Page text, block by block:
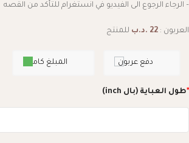
– الرجاء الرجوع الى الفيديو في انستغرام للتأكد من القصه
العربون : 22 .د.ب للمنتج
المبلغ كامل دفع عربون
*طول العباية (بال inch)